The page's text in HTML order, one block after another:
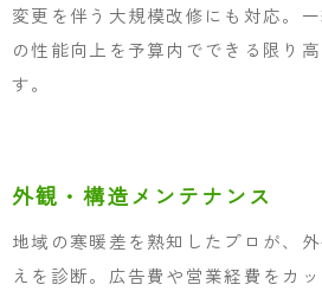
変更を伴う大規模改修にも対応。
の性能向上を予算内でできる限り
す。
外観・構造メンテナンス
地域の寒暖差を熟知したプロが、
えを診断。広告費や営業経費をカ